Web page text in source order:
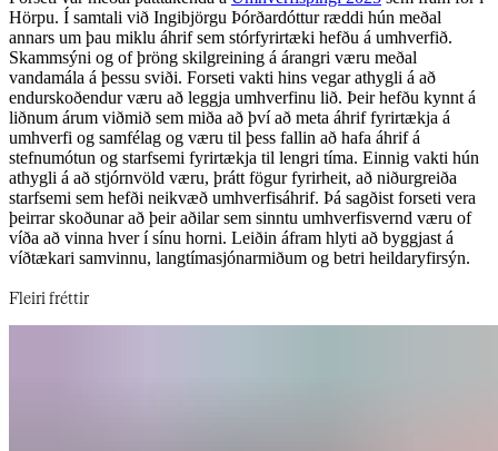
Hörpu. Í samtali við Ingibjörgu Þórðardóttur ræddi hún meðal
annars um þau miklu áhrif sem stórfyrirtæki hefðu á umhverfið.
Skammsýni og of þröng skilgreining á árangri væru meðal
vandamála á þessu sviði. Forseti vakti hins vegar athygli á að
endurskoðendur væru að leggja umhverfinu lið. Þeir hefðu kynnt á
liðnum árum viðmið sem miða að því að meta áhrif fyrirtækja á
umhverfi og samfélag og væru til þess fallin að hafa áhrif á
stefnumótun og starfsemi fyrirtækja til lengri tíma. Einnig vakti hún
athygli á að stjórnvöld væru, þrátt fögur fyrirheit, að niðurgreiða
starfsemi sem hefði neikvæð umhverfisáhrif. Þá sagðist forseti vera
þeirrar skoðunar að þeir aðilar sem sinntu umhverfisvernd væru of
víða að vinna hver í sínu horni. Leiðin áfram hlyti að byggjast á
víðtækari samvinnu, langtímasjónarmiðum og betri heildaryfirsýn.​​​​‌ ‍ ​‍​‍‌‍ ‌ ​‍‌‍‍‌‌‍‌ ‌‍‍‌‌‍ ‍​‍​‍​ ‍‍​‍​‍‌ ​ ‌‍​‌‌‍ ‍‌‍‍‌‌ ‌​‌ ‍‌​‍ ‍‌‍‍‌‌‍ ​‍​‍​‍ ​​‍​‍‌‍‍​‌ ​‍‌‍‌‌‌‍‌‍​‍​‍​ ‍‍​‍​‍‌‍‍​‌ ‌​‌ ‌​‌ ​​‌ ​ ​‍ ​‍ ‌‍‌‍‌‍ ‌ ​‍‌ ​ ‌‍‌‌‌ ‌​‌‍‍‌​‍ ‌‌‍‍‌‌ ​ ‌‍ ​‌‍​‌‌‍ ‍‌‍‌​‌ ​ ​‍ ‍‌ ‌‍‌‍‌‌‌ ​‍‌‍​ ‌‍‌‌‌‍ ​​‍ ‍‌‍​‌‌ ​​‌ ​​​‍ ‌ ​ ‌ ‌​‌ ‌‌‌‍‌​‌‍‍‌‌‍ ​‍ ‌‍‍‌‌‍ ‍‌ ‌​‌‍‌‌‌‍ ‍‌ ‌​​‍ ‌‍‌‌‌‍‌​‌‍‍‌‌ ‌​​‍ ‌‍ ‌‌‍ ‌‍‌​‌‍‌‌​ ‌‌ ​​‌ ​‍‌‍‌‌‌ ​ ‌‍‌‌‌‍ ‍‌ ‌​‌‍​‌‌ ‌​‌‍‍‌‌‍ ‌‍ ‍​ ‍ ‌‍‍‌‌‍‌​​ ‌‌ ​ ‌​‍‌‌​‌​‌‍‍​‌​​‌‌‍‌​‌‍​ ​ ‌‌‌‌‌​‌​​ ‌‌‍​‌‌​ ‌‌‌‌‌​‍‌​ ‌​‌​ ‌​ ​ ‌‌​ ‌‌‌​‌​‌‍‌​​‍‌​‌‍​ ‍ ‌ ‌​‌ ‍‌‌ ​​‌‍‌‌​ ‌‌‍ ‍‌‍‌‌‌ ‌ ‌ ​ ​ ‍ ‌ ​​‌‍​‌‌ ‌​‌‍‍​​ ‌‌ ​​‌‍​‌‌‍‌ ‌‍‌‌‌​​‍‌ ‌‌‌‍‍‌‌‍ ​‌‍‌​‌‍‌‌‌ ​‍​‍‌‌​ ‌‌‌​​‍‌‌ ‌‍‍ ‌‍‌‌‌ ‍‌​‍‌‌​ ​ ‌​‌​​‍‌‌​ ​ ‌​‌​​‍‌‌​ ​‍​ ​‍‌ ​‍‌‍‍‌‌‍​ ‌‍‍​‌ ‌​‌‍‌‌‌ ‍​‌ ‌​​‍ ‌‌‍​‌‌ ‌​‌‍​‌‌‍‍​‌ ​​‌ ‌​‌ ‍‍‌ ​​​ ‌‌​‍‌‌​ ​‍​ ​‍​‍‌‌​ ‌‌‌​‌​​‍ ‍‌‍​ ‌‍ ‌‍ ‍‌ ‌​‌‍‌‌‌‍ ‍‌ ‌​​‍‌‌​ ‌‌‌​​‍‌‌ ‌‍‍ ‌‍‌‌‌ ‍‌​‍‌‌​ ​ ‌​‌​​‍‌‌​ ​ ‌​‌​​‍‌‌​ ​‍​ ​‍​ ‌‌​ ‌‍‌‍‌​​ ‌‍​ ‍‌​ ‌‌‌‍‌‍‌‍‌‍​ ‌‍​ ‌‌​ ​ ‌‍‌​​‍‌‌​ ​‍​ ​‍​‍‌‌​ ‌‌‌​‌​​‍ ‍‌‍​ ‌‍‍​‌‍‍‌‌‍ ​‌‍‌​‌ ​‍‌‍‌‌‌‍ ‍​‍‌‌​ ‌‌‌​​‍‌‌ ‌‍‍ ‌‍‌‌‌ ‍‌​‍‌‌​ ​ ‌​‌​​‍‌‌​ ​ ‌​‌​​‍‌‌​ ​‍​ ​‍​ ‌​​ ‌ ​ ​ ​ ​‍‌‍‌​​ ‍​​ ‌ ​ ‍‌​ ​ ​ ​​‌‍‌‍​ ‍‌​‍‌‌​ ​‍​ ​‍​‍‌‌​ ‌‌‌​‌​​‍ ‍‌ ‌​‌‍‌‌‌ ‍​‌ ‌​​ ‌‍​‍‌‍​‌‌ ​ ‌‍‌‌‌‌‌‌‌ ​‍‌‍ ​​ ‌‌‍‍​‌ ‌​‌ ‌​‌ ​​‌ ​ ​‍‌‌​ ​‍‌​‌‍​‍‌‌​ ​‍‌​‌‍‌‍‌‍‌‍ ‌ ​‍‌ ​ ‌‍‌‌‌ ‌​‌‍‍‌​‍ ‌‌‍‍‌‌ ​ ‌‍ ​‌‍​‌‌‍ ‍‌‍‌​‌ ​ ​‍ ‍‌ ‌‍‌‍‌‌‌ ​‍‌‍​ ‌‍‌‌‌‍ ​​‍ ‍‌‍​‌‌ ​​‌ ​​​‍‌‌​ ​‍‌​‌‍‌ ​ ‌ ‌​‌ ‌‌‌‍‌​‌‍‍‌‌‍ ​‍‌‍‌‍‍‌‌‍‌​​ ‌‌ ​ ‌​‍‌‌​‌​‌‍‍​‌​​‌‌‍‌​‌‍​ ​ ‌‌‌‌‌​‌​​ ‌‌‍​‌‌​ ‌‌‌‌‌​‍‌​ ‌​‌​ ‌​ ​ ‌‌​ ‌‌‌​‌​‌‍‌​​‍‌​‌‍​‍‌‍‌ ‌​‌ ‍‌‌ ​​‌‍‌‌​ ‌‌‍ ‍‌‍‌‌‌ ‌ ‌ ​ ​‍‌‍‌ ​​‌‍​‌‌ ‌​‌‍‍​​ ‌‌ ​​‌‍​‌‌‍‌ ‌‍‌‌‌​​‍‌ ‌‌‌‍‍‌‌‍ ​‌‍‌​‌‍‌‌‌ ​‍​‍‌‌​ ‌‌‌​​‍‌‌ ‌‍‍ ‌‍‌‌‌ ‍‌​‍‌‌​ ​ ‌​‌​​‍‌‌​ ​ ‌​‌​​‍‌‌​ ​‍​ ​‍‌ ​‍‌‍‍‌‌‍​ ‌‍‍​‌ ‌​‌‍‌‌‌ ‍​‌ ‌​​‍ ‌‌‍​‌‌ ‌​‌‍​‌‌‍‍​‌ ​​‌ ‌​‌ ‍‍‌ ​​​ ‌‌​‍‌‌​ ​‍​ ​‍​‍‌‌​ ‌‌‌​‌​​‍ ‍‌‍​ ‌‍ ‌‍ ‍‌ ‌​‌‍‌‌‌‍ ‍‌ ‌​​‍‌‌​ ‌‌‌​​‍‌‌ ‌‍‍ ‌‍‌‌‌ ‍‌​‍‌‌​ ​ ‌​‌​​‍‌‌​ ​ ‌​‌​​‍‌‌​ ​‍​ ​‍​ ‌‌​ ‌‍‌‍‌​​ ‌‍​ ‍‌​ ‌‌‌‍‌‍‌‍‌‍​ ‌‍​ ‌‌​ ​ ‌‍‌​​‍‌‌​ ​‍​ ​‍​‍‌‌​ ‌‌‌​‌​​‍ ‍‌‍​ ‌‍‍​‌‍‍‌‌‍ ​‌‍‌​‌ ​‍‌‍‌‌‌‍ ‍​‍‌‌​ ‌‌‌​​‍‌‌ ‌‍‍ ‌‍‌‌‌ ‍‌​‍‌‌​ ​ ‌​‌​​‍‌‌​ ​ ‌​‌​​‍‌‌​ ​‍​ ​‍​ ‌​​ ‌ ​ ​ ​ ​‍‌‍‌​​ ‍​​ ‌ ​ ‍‌​ ​ ​ ​​‌‍‌‍​ ‍‌​‍‌‌​ ​‍​ ​‍​‍‌‌​ ‌‌‌​‌​​‍ ‍‌ ‌​‌‍‌‌‌ ‍​‌ ‌​​‍‌‍‌ ​​‌‍‌‌‌ ​‍‌ ​ ‌ ​​‌‍‌‌‌‍​ ‌ ‌​‌‍‍‌‌ ‌‍‌‍‌‌​ ‌‌ ​​‌ ‌‌‌‍​‍‌‍ ​‌‍‍‌‌ ​ ‌‍‍​‌‍‌‌‌‍‌​​‍​‍‌ ‌
Fleiri fréttir